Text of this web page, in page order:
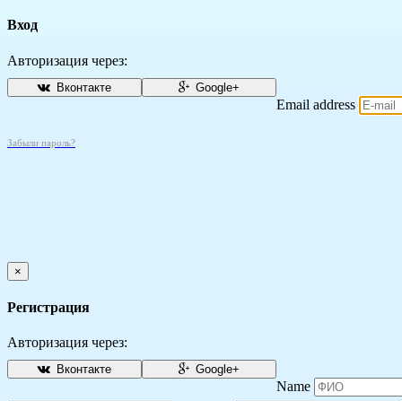
Вход
Авторизация через:
Вконтакте Google+
Email address
Забыли пароль?
×
Регистрация
Авторизация через:
Вконтакте Google+
Name